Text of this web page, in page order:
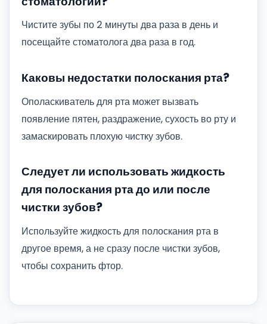
Чистите зубы по 2 минуты два раза в день и
посещайте стоматолога два раза в год.
Каковы недостатки полоскания рта?
Ополаскиватель для рта может вызвать
появление пятен, раздражение, сухость во рту и
замаскировать плохую чистку зубов.
Следует ли использовать жидкость
для полоскания рта до или после
чистки зубов?
Используйте жидкость для полоскания рта в
другое время, а не сразу после чистки зубов,
чтобы сохранить фтор.